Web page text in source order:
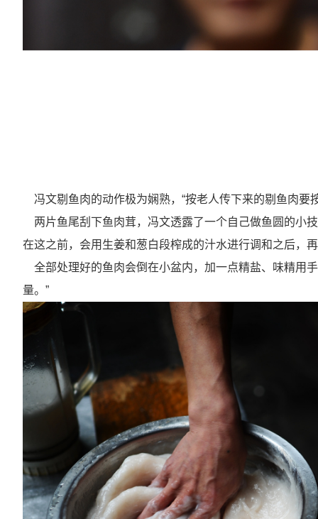
冯文剔鱼肉的动作极为娴熟，“按老人传下来的剔鱼肉要
两片鱼尾刮下鱼肉茸，冯文透露了一个自己做鱼圆的小
在这之前，会用生姜和葱白段榨成的汁水进行调和之后，
全部处理好的鱼肉会倒在小盆内，加一点精盐、味精用
量。”